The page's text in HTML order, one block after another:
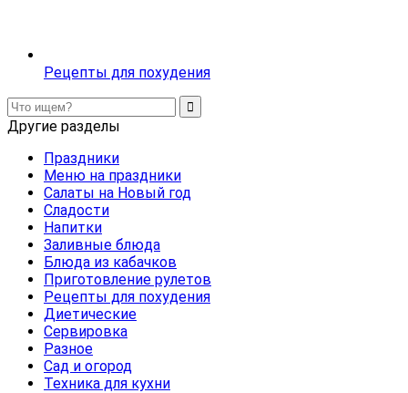
Рецепты для похудения
Другие разделы
Праздники
Меню на праздники
Салаты на Новый год
Сладости
Напитки
Заливные блюда
Блюда из кабачков
Приготовление рулетов
Рецепты для похудения
Диетические
Сервировка
Разное
Сад и огород
Техника для кухни